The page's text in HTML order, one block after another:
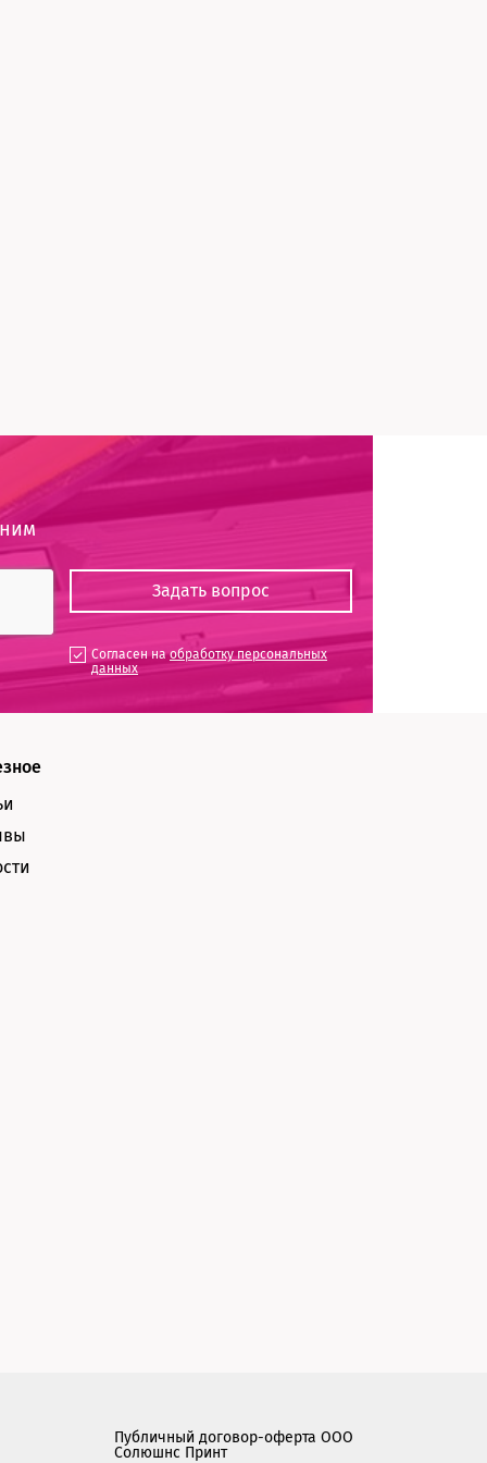
Согласен наобработку персональных
данных
Публичный договор-оферта ООО
Солюшнс Принт